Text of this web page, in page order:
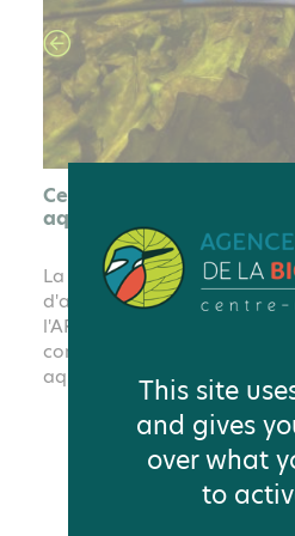
This site
and gives
over what
to